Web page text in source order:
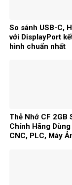
So sánh USB-C,
với DisplayPort
hình chuẩn nhất
Thẻ Nhớ CF 2GB
Chính Hãng
CNC, PLC, Máy